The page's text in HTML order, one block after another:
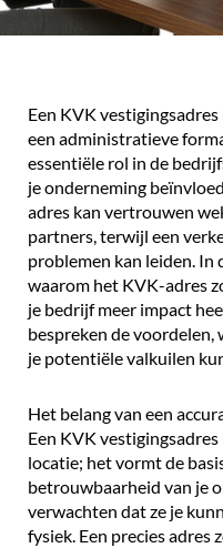
Een KVK
een administratieve
essentiële rol in de
je onderneming
adres kan vertrouwen
partners, terwijl een
problemen kan leiden. In
waarom het KVK-adres
je bedrijf meer impact
bespreken de
je potentiële valkuilen
Het belang van een
Een KVK vestigingsadres
locatie; het vormt de
betrouwbaarheid van je
verwachten dat ze je
fysiek. Een precies adres